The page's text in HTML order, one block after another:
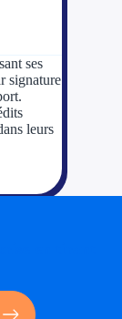
ses
signature
leurs